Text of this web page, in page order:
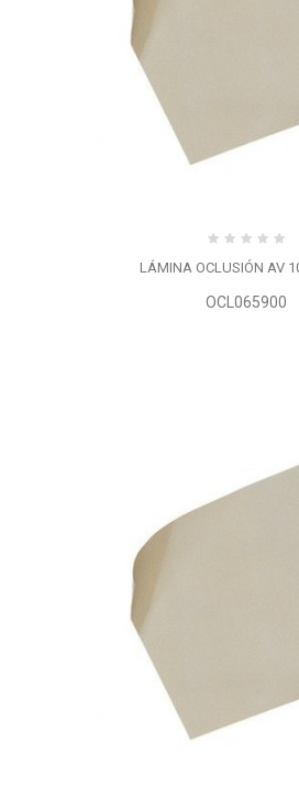
LÁMINA OCLUSIÓN AV
OCL065900